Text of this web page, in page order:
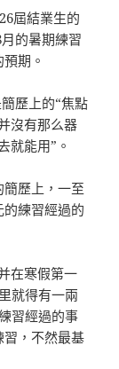
屆結業生的
的暑期練習
期。
歷上的“焦點
沒有那么器
就能用”。
歷上，一至
練習經過的
在寒假第一
就得有一兩
習經過的事
，不然最基